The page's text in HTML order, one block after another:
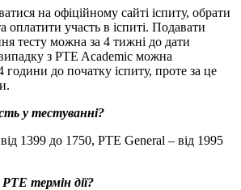
на офіційному сайті іспиту, обрати
оплатити участь в іспиті. Подавати
тесту можна за 4 тижні до дати
з PTE Academic можна
години до початку іспиту, проте за це
у тестуванні?
1399 до 1750, PTE General – від 1995
PTE термін дії?